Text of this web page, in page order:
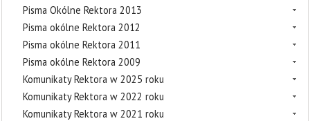
Pisma Okólne Rektora 2013
Pisma okólne Rektora 2012
Pisma okólne Rektora 2011
Pisma okólne Rektora 2009
Komunikaty Rektora w 2025 roku
Komunikaty Rektora w 2022 roku
Komunikaty Rektora w 2021 roku